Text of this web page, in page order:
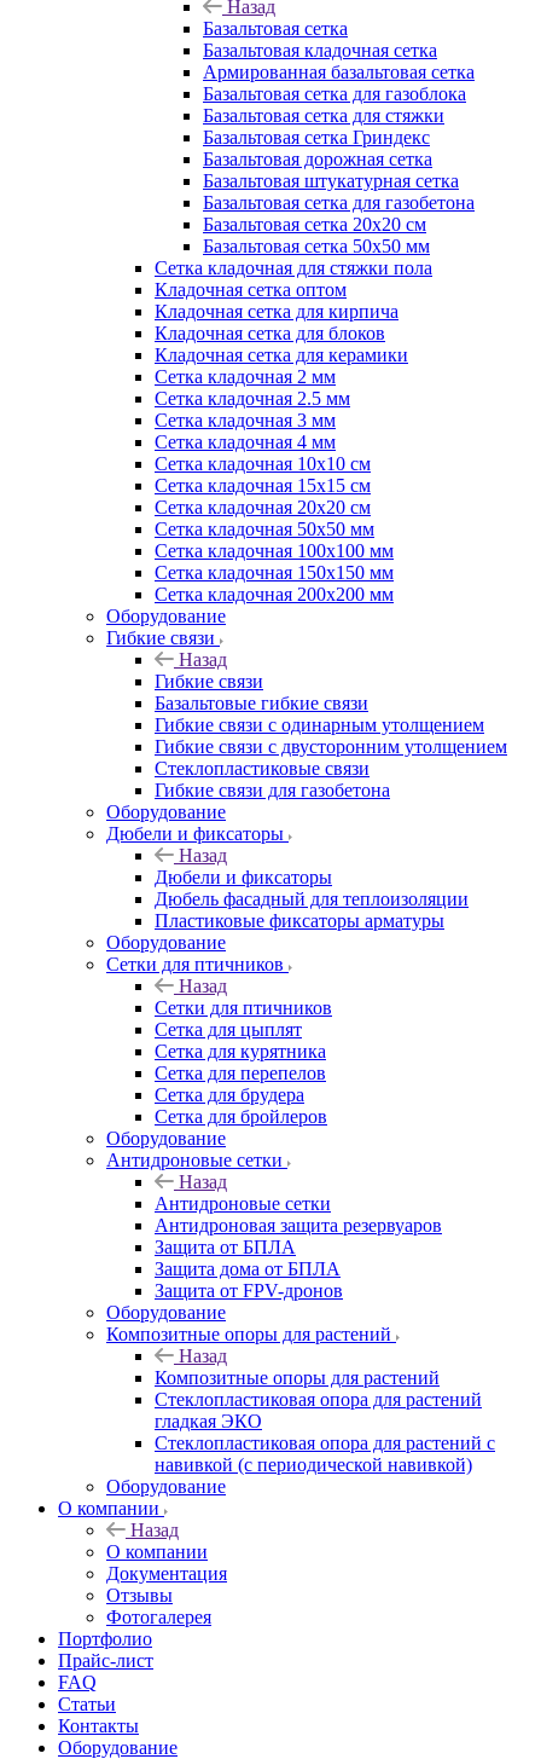
Назад
Базальтовая сетка
Базальтовая кладочная сетка
Армированная базальтовая сетка
Базальтовая сетка для газоблока
Базальтовая сетка для стяжки
Базальтовая сетка Гриндекс
Базальтовая дорожная сетка
Базальтовая штукатурная сетка
Базальтовая сетка для газобетона
Базальтовая сетка 20x20 см
Базальтовая сетка 50x50 мм
Сетка кладочная для стяжки пола
Кладочная сетка оптом
Кладочная сетка для кирпича
Кладочная сетка для блоков
Кладочная сетка для керамики
Сетка кладочная 2 мм
Сетка кладочная 2.5 мм
Сетка кладочная 3 мм
Сетка кладочная 4 мм
Сетка кладочная 10x10 см
Сетка кладочная 15x15 см
Сетка кладочная 20x20 см
Сетка кладочная 50x50 мм
Сетка кладочная 100x100 мм
Сетка кладочная 150x150 мм
Сетка кладочная 200x200 мм
Оборудование
Гибкие связи
Назад
Гибкие связи
Базальтовые гибкие связи
Гибкие связи с одинарным утолщением
Гибкие связи с двусторонним утолщением
Стеклопластиковые связи
Гибкие связи для газобетона
Оборудование
Дюбели и фиксаторы
Назад
Дюбели и фиксаторы
Дюбель фасадный для теплоизоляции
Пластиковые фиксаторы арматуры
Оборудование
Сетки для птичников
Назад
Сетки для птичников
Сетка для цыплят
Сетка для курятника
Сетка для перепелов
Сетка для брудера
Сетка для бройлеров
Оборудование
Антидроновые сетки
Назад
Антидроновые сетки
Антидроновая защита резервуаров
Защита от БПЛА
Защита дома от БПЛА
Защита от FPV-дронов
Оборудование
Композитные опоры для растений
Назад
Композитные опоры для растений
Стеклопластиковая опора для растений
гладкая ЭКО
Стеклопластиковая опора для растений с
навивкой (с периодической навивкой)
Оборудование
О компании
Назад
О компании
Документация
Отзывы
Фотогалерея
Портфолио
Прайс-лист
FAQ
Статьи
Контакты
Оборудование